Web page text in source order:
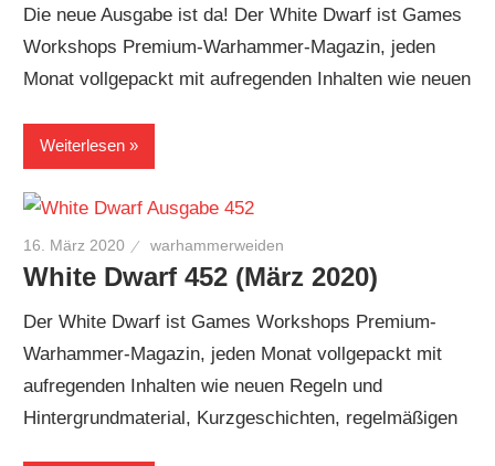
Die neue Ausgabe ist da! Der White Dwarf ist Games
Workshops Premium-Warhammer-Magazin, jeden
Monat vollgepackt mit aufregenden Inhalten wie neuen
Weiterlesen
16. März 2020 warhammerweiden
White Dwarf 452 (März 2020)
Der White Dwarf ist Games Workshops Premium-
Warhammer-Magazin, jeden Monat vollgepackt mit
aufregenden Inhalten wie neuen Regeln und
Hintergrundmaterial, Kurzgeschichten, regelmäßigen